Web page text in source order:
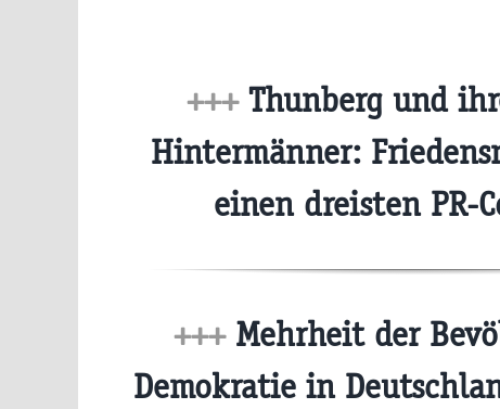
+++Thunberg und
Hintermänner:
einen dreisten PR-
+++Mehrheit der
Demokratie in